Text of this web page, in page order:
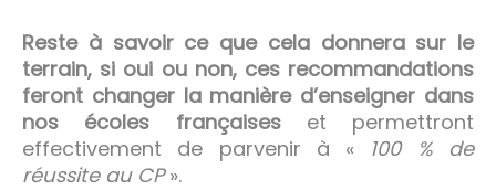
Reste à savoir ce que cela donnera sur le
terrain, si oui ou non, ces recommandations
feront changer la manière d’enseigner dans
nos écoles françaiseset permettront
effectivement de parvenir à « 100 % de
réussite au CP».